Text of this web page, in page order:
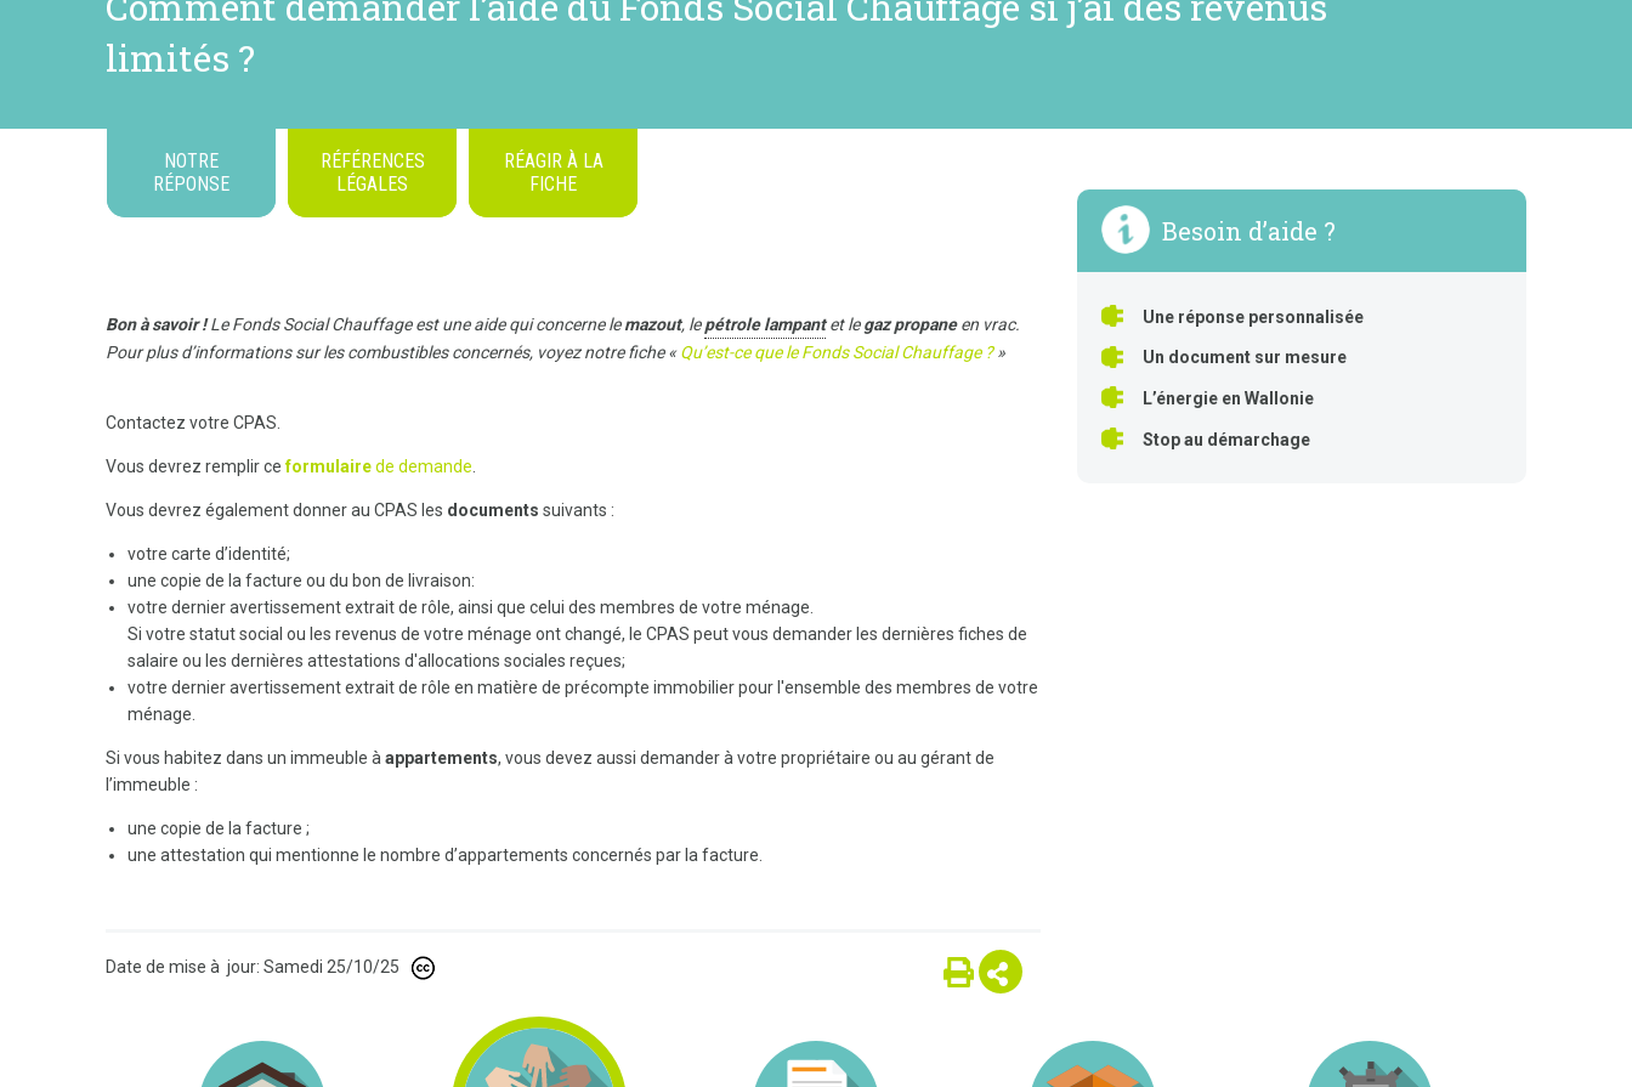
limités ?
NOTRE
RÉPONSE
RÉFÉRENCES
LÉGALES
RÉAGIR À LA
FICHE
Bon à savoir !Le Fonds Social Chauffage est une aide qui concerne lemazout, lepétrole lampantet legaz propaneen vrac.
Pour plus d’informations sur les combustibles concernés, voyez notre fiche «Qu’est-ce que le Fonds Social Chauffage ?»
Contactez votre CPAS.
Vous devrez remplir ceformulairede demande
Vous devrez également donner au CPAS les documents suivants :
votre carte d’identité;
une copie de la facture ou du bon de livraison:
votre dernier avertissement extrait de rôle, ainsi que celui des membres de votre ménage.
Si votre statut social ou les revenus de votre ménage ont changé, le CPAS peut vous demander les dernières fiches de
salaire ou les dernières attestations d'allocations sociales reçues;
votre dernier avertissement extrait de rôle en matière de précompte immobilier pour l'ensemble des membres de votre
ménage.
Si vous habitez dans un immeuble à appartements, vous devez aussi demander à votre propriétaire ou au gérant de
l’immeuble :
une copie de la facture ;
une attestation qui mentionne le nombre d’appartements concernés par la facture.
Date de mise à jour: Samedi 25/10/25
Besoin d’aide ?
Une réponse personnalisée
Un document sur mesure
L’énergie en Wallonie
Stop au démarchage